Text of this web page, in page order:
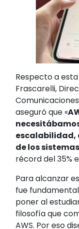
Respecto a
Frascarelli,
aseguró que «
escalabilidad,
de los sistemas
récord del 35%
Para alcanzar
fue
poner al
filosofía que
AWS. Por eso